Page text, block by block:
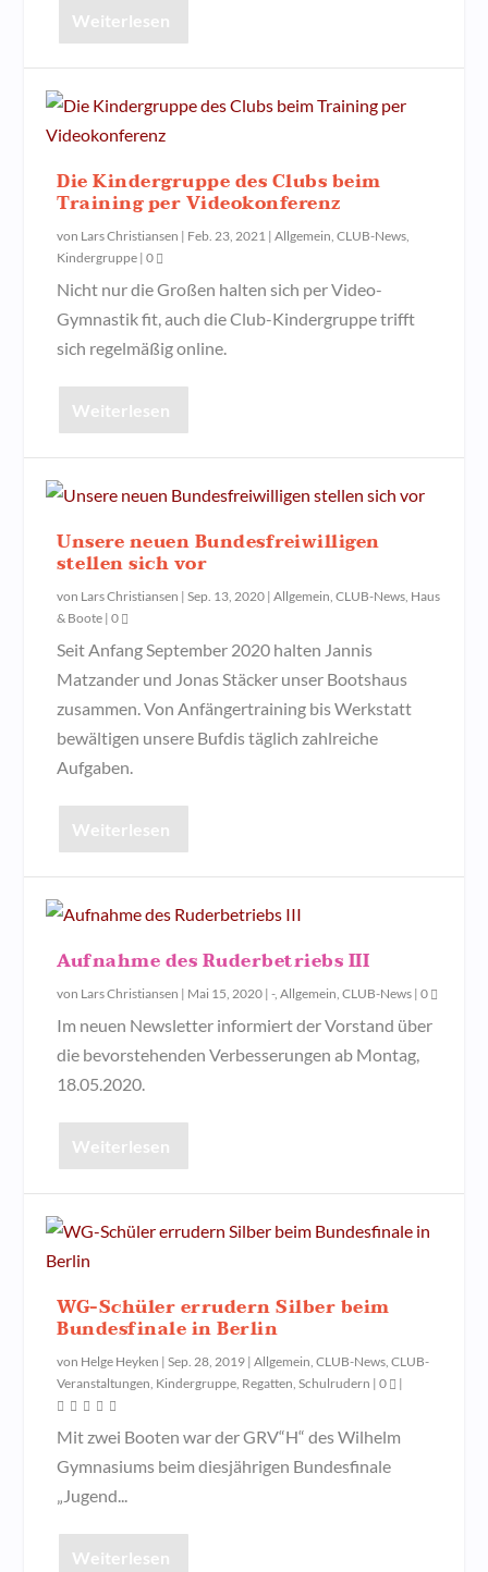
Weiterlesen
Die Kindergruppe des Clubs beim
Training per Videokonferenz
von Lars Christiansen | Feb. 23, 2021 |Allgemein,CLUB-News,
Kindergruppe |0
Nicht nur die Großen halten sich per Video-
Gymnastik fit, auch die Club-Kindergruppe trifft
sich regelmäßig online.
Weiterlesen
Unsere neuen Bundesfreiwilligen
stellen sich vor
von Lars Christiansen |Sep. 13, 2020 |Allgemein,CLUB-News, Haus
& Boote |0
Seit Anfang September 2020 halten Jannis
Matzander und Jonas Stäcker unser Bootshaus
zusammen. Von Anfängertraining bis Werkstatt
bewältigen unsere Bufdis täglich zahlreiche
Aufgaben.
Weiterlesen
Aufnahme des Ruderbetriebs III
von Lars Christiansen | Mai 15, 2020 |-,Allgemein,CLUB-News |0
Im neuen Newsletter informiert der Vorstand über
die bevorstehenden Verbesserungen ab Montag,
18.05.2020.
Weiterlesen
WG-Schüler errudern Silber beim
Bundesfinale in Berlin
von Helge Heyken |Sep. 28, 2019 |Allgemein,CLUB-News,CLUB-
Veranstaltungen, Kindergruppe, Regatten,Schulrudern |0 |
Mit zwei Booten war der GRV“H“ des Wilhelm
Gymnasiums beim diesjährigen Bundesfinale
„Jugend...
Weiterlesen